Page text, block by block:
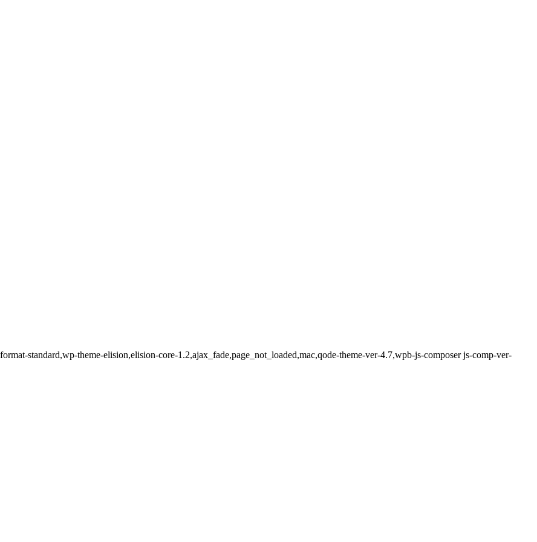
standard,wp-theme-elision,elision-core-1.2,ajax_fade,page_not_loaded,mac,qode-theme-ver-4.7,wpb-js-composer js-comp-ver-